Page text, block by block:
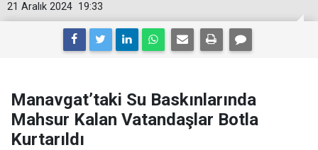
19:33
21 Aralık 2024
Manavgat’taki Su Baskınlarında
Mahsur Kalan Vatandaşlar Botla
Kurtarıldı